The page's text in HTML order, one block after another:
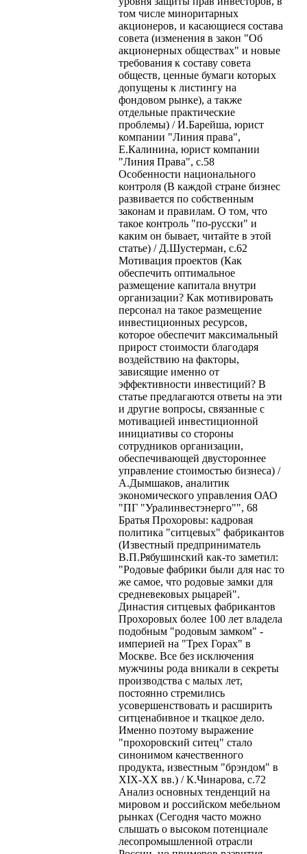
том числе миноритарных
акционеров, и касающиеся состава
совета (изменения в закон "Об
акционерных обществах" и новые
требования к составу совета
обществ, ценные бумаги которых
допущены к листингу на
фондовом рынке), а также
отдельные практические
проблемы) / И.Барейша, юрист
компании "Линия права",
Е.Калинина, юрист компании
"Линия Права", с.58
Особенности национального
контроля (В каждой стране бизнес
развивается по собственным
законам и правилам. О том, что
такое контроль "по-русски" и
каким он бывает, читайте в этой
статье) / Д.Шустерман, с.62
Мотивация проектов (Как
обеспечить оптимальное
размещение капитала внутри
организации? Как мотивировать
персонал на такое размещение
инвестиционных ресурсов,
которое обеспечит максимальный
прирост стоимости благодаря
воздействию на факторы,
зависящие именно от
эффективности инвестиций? В
статье предлагаются ответы на эти
и другие вопросы, связанные с
мотивацией инвестиционной
инициативы со стороны
сотрудников организации,
обеспечивающей двустороннее
управление стоимостью бизнеса) /
А.Дымшаков, аналитик
экономического управления ОАО
"ПГ "Уралинвестэнерго"", 68
Братья Прохоровы: кадровая
политика "ситцевых" фабрикантов
(Известный предприниматель
В.П.Рябушинский как-то заметил:
"Родовые фабрики были для нас то
же самое, что родовые замки для
средневековых рыцарей".
Династия ситцевых фабрикантов
Прохоровых более 100 лет владела
подобным "родовым замком" -
империей на "Трех Горах" в
Москве. Все без исключения
мужчины рода вникали в секреты
производства с малых лет,
постоянно стремились
усовершенствовать и расширить
ситценабивное и ткацкое дело.
Именно поэтому выражение
"прохоровский ситец" стало
синонимом качественного
продукта, известным "брэндом" в
XIX-XX вв.) / К.Чинарова, с.72
Анализ основных тенденций на
мировом и российском мебельном
рынках (Сегодня часто можно
слышать о высоком потенциале
лесопромышленной отрасли